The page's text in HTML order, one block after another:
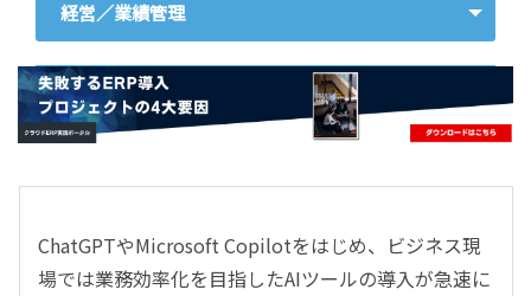
経営／業績管理
ERP
会計
CRM／営業支援／Eコマース
DX（2025年の崖）／クラウドコンピューティング
ChatGPTやMicrosoft Copilotをはじめ、ビジネス現
場では業務効率化を目指したAIツールの導入が急速に